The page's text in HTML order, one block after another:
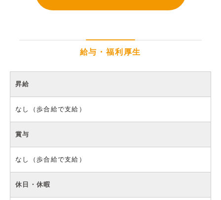
給与・福利厚生
昇給
なし（歩合給で支給）
賞与
なし（歩合給で支給）
休日・休暇